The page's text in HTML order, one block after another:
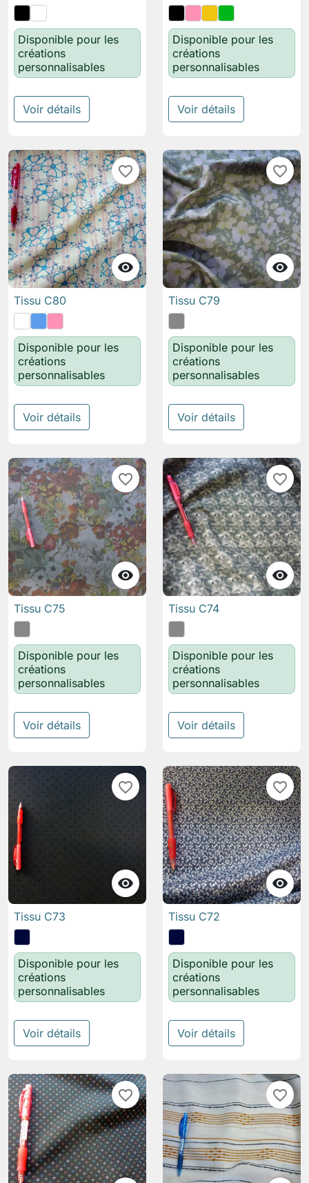
Disponible pour les
créations
personnalisables
Voir détails
Disponible pour les
créations
personnalisables
Voir détails

favorite_border
Tissu C80
Disponible pour les
créations
personnalisables
Voir détails

favorite_border
Tissu C79
Disponible pour les
créations
personnalisables
Voir détails

favorite_border
Tissu C75
Disponible pour les
créations
personnalisables
Voir détails

favorite_border
Tissu C74
Disponible pour les
créations
personnalisables
Voir détails

favorite_border
Tissu C73
Disponible pour les
créations
personnalisables
Voir détails

favorite_border
Tissu C72
Disponible pour les
créations
personnalisables
Voir détails
favorite_border favorite_border